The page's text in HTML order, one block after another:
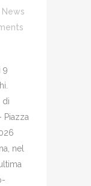
News
9
di
Piazza
nel